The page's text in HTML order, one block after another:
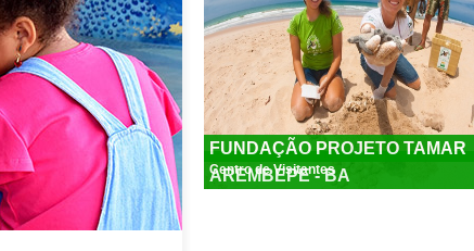
FUNDAÇÃO PROJETO TAMAR
AREMBEPE - BA
Centro de Visitantes